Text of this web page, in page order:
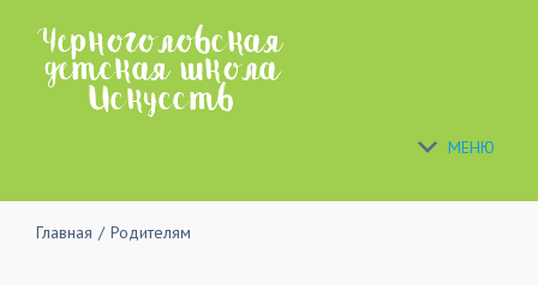
content
МЕНЮ
Главная / Родителям